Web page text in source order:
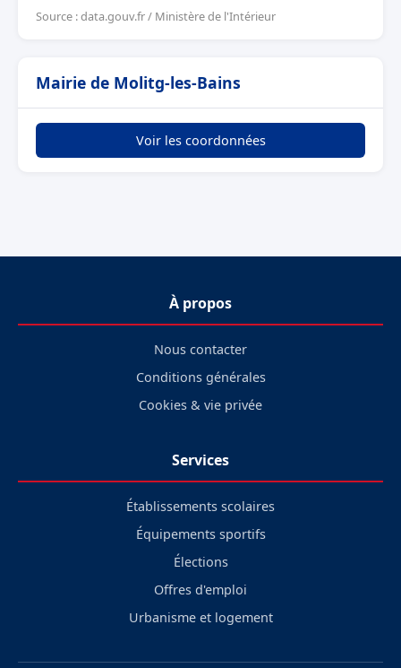
Source : data.gouv.fr / Ministère de l'Intérieur
Mairie de Molitg-les-Bains
Voir les coordonnées
À propos
Nous contacter
Conditions générales
Cookies & vie privée
Services
Établissements scolaires
Équipements sportifs
Élections
Offres d'emploi
Urbanisme et logement